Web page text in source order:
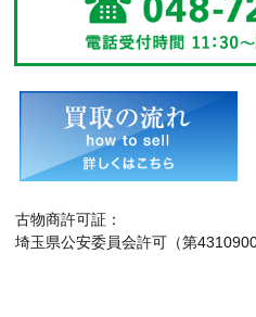
古物商許可証：
埼玉県公安委員会許可（第